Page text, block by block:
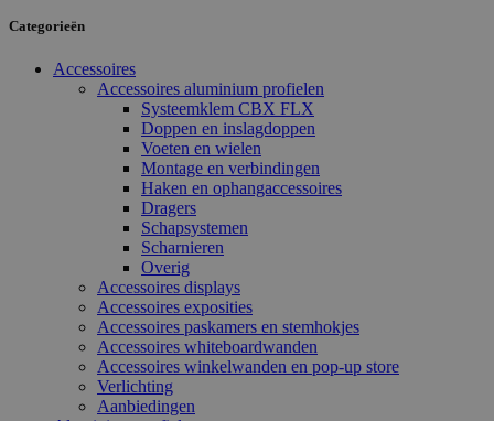
Categorieën
Accessoires
Accessoires aluminium profielen
Systeemklem CBX FLX
Doppen en inslagdoppen
Voeten en wielen
Montage en verbindingen
Haken en ophangaccessoires
Dragers
Schapsystemen
Scharnieren
Overig
Accessoires displays
Accessoires exposities
Accessoires paskamers en stemhokjes
Accessoires whiteboardwanden
Accessoires winkelwanden en pop-up store
Verlichting
Aanbiedingen